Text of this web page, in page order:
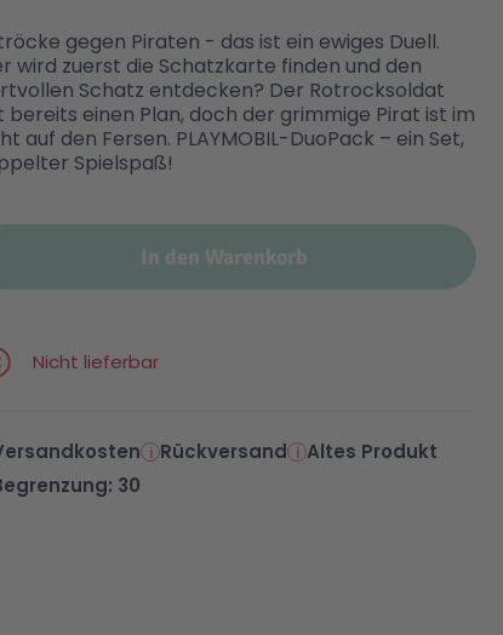
gegen Piraten - das ist ein ewiges Duell.
wird zuerst die Schatzkarte finden und den
Schatz entdecken? Der Rotrocksoldat
bereits einen Plan, doch der grimmige Pirat ist im
auf den Fersen. PLAYMOBIL-DuoPack – ein Set,
Spielspaß!
In den Warenkorb
Nicht lieferbar
Rückversand
Altes Produkt
30